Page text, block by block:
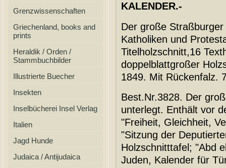
Grenzwissenschaften
Griechenland, books and
prints
Heraldik / Orden /
Stammbuchbilder
Illustrierte Buecher
Insekten
Inselbücherei Insel Verlag
Italien
Jagd Hunde
Judaica / Antijudaica
KALENDER.-
Der große
Katholiken und
Titelholzschnitt,16
doppelblattgroßer
1849. Mit Rückenfalz.
Best.Nr.3828. Der
unterlegt. Enthält vor
"Freiheit, Gleichheit,
"Sitzung der
Holzschnitttafel; "Abd
Juden, Kalender für